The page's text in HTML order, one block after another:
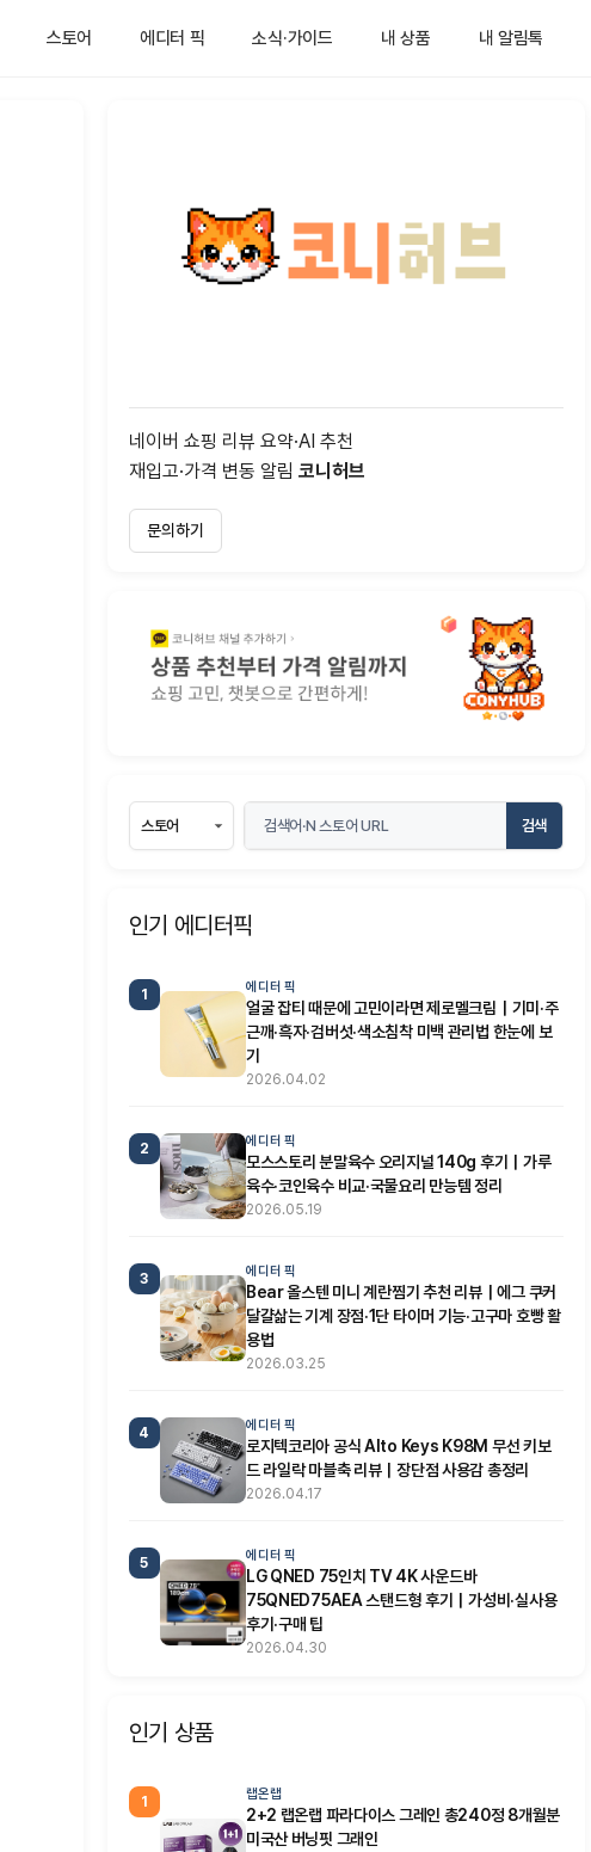
스토어 에디터 픽 소식·가이드 내 상품 내 알림톡
네이버 쇼핑 리뷰 요약·AI 추천
재입고·가격 변동 알림 코니허브
문의하기
검색
인기 에디터픽
1 에디터 픽
얼굴 잡티 때문에 고민이라면 제로멜크림｜기미·주
근깨·흑자·검버섯·색소침착 미백 관리법 한눈에 보
기
2026.04.02
2 에디터 픽
모스스토리 분말육수 오리지널 140g 후기｜가루
육수·코인육수 비교·국물요리 만능템 정리
2026.05.19
3 에디터 픽
Bear 올스텐 미니 계란찜기 추천 리뷰｜에그 쿠커
달걀삶는 기계 장점·1단 타이머 기능·고구마 호빵 활
용법
2026.03.25
4 에디터 픽
로지텍코리아 공식 Alto Keys K98M 무선 키보
드 라일락 마블축 리뷰｜장단점 사용감 총정리
2026.04.17
5 에디터 픽
LG QNED 75인치 TV 4K 사운드바
75QNED75AEA 스탠드형 후기｜가성비·실사용
후기·구매 팁
2026.04.30
인기 상품
1 랩온랩
2+2 랩온랩 파라다이스 그레인 총240정 8개월분
미국산 버닝핏 그래인